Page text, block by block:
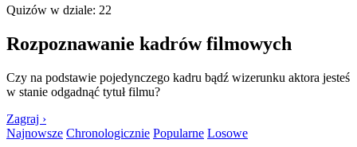
Quizów w dziale: 22
Rozpoznawanie kadrów filmowych
Czy na podstawie pojedynczego kadru bądź wizerunku aktora jesteś
w stanie odgadnąć tytuł filmu?
Zagraj ›
Najnowsze Chronologicznie Popularne Losowe